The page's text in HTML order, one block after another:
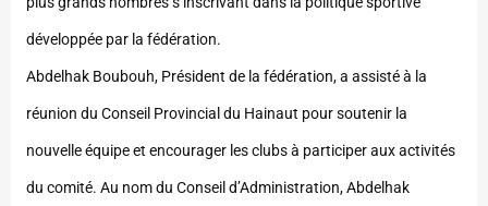
développée par la fédération.
Abdelhak Boubouh, Président de la fédération, a assisté à la
réunion du Conseil Provincial du Hainaut pour soutenir la
nouvelle équipe et encourager les clubs à participer aux activités
du comité. Au nom du Conseil d’Administration, Abdelhak